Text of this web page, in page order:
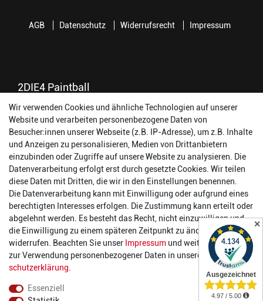
2DIE4 Paintball
56457 Westerburg
Reinhold-Ferger-Straße 26
order@2die4-sports.com
0 26 63/ 9 68 69 37
Öffnungszeiten
14:00 - 17:00 Uhr
Dienstag:
14:00 - 17:00 Uhr
Mittwoch:
14:00 - 17:00 Uhr
Donnerstag:
14:00 - 17:00 Uhr
14:00 - 19:00 Uhr
10:00 - 17:00 Uhr
AGB Datenschutz Widerrufsrecht Impressum
Wir verwenden Cookies und ähnliche Technologien auf unserer
Website und verarbeiten personenbezogene Daten von
Besucher:innen unserer Webseite (z.B. IP-Adresse), um z.B. Inhalte
und Anzeigen zu personalisieren, Medien von Drittanbietern
einzubinden oder Zugriffe auf unsere Website zu analysieren. Die
Datenverarbeitung erfolgt erst durch gesetzte Cookies. Wir teilen
diese Daten mit Dritten, die wir in den Einstellungen benennen.
Die Datenverarbeitung kann mit Einwilligung oder aufgrund eines
berechtigten Interesses erfolgen. Die Zustimmung kann erteilt oder
abgelehnt werden. Es besteht das Recht, nicht einzuwilligen und
die Einwilligung zu einem späteren Zeitpunkt zu ändern oder zu
widerrufen. Beachten Sie unser Impressum und weitere Hinweise
zur Verwendung personenbezogener Daten in unserer
Daten­
schutz­erklärung
Essenziell
✕